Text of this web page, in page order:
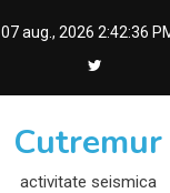
07 aug., 2026 2:42:37
Cutremur
activitate seismica